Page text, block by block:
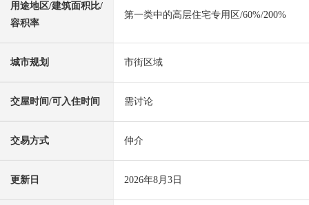
用途地区/建筑面积比/
容积率
第一类中的高层住宅专用区/60%/200%
城市规划 市街区域
交屋时间/可入住时间 需讨论
交易方式 仲介
更新日 2026年8月3日